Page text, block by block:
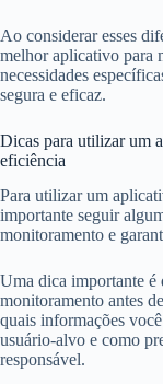
Ao considerar esses
melhor aplicativo para
necessidades
segura e eficaz.
Dicas para utilizar um
eficiência
Para utilizar um
importante seguir
monitoramento e
Uma dica importante é
monitoramento antes
quais informações
usuário-alvo e como
responsável.